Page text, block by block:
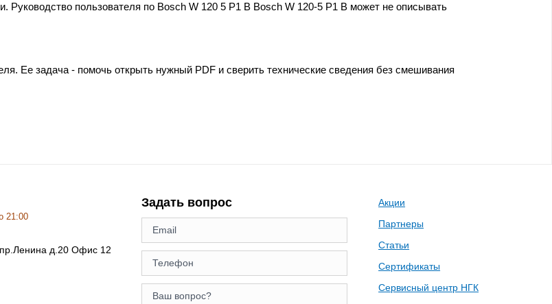
Руководство пользователя по Bosch W 120 5 P1 B Bosch W 120-5 P1 B может не описывать
Ее задача - помочь открыть нужный PDF и сверить технические сведения без смешивания
21:00
пр.Ленина д.20 Офис 12
Задать вопрос
Акции
Партнеры
Статьи
Сертификаты
Сервисный центр НГК